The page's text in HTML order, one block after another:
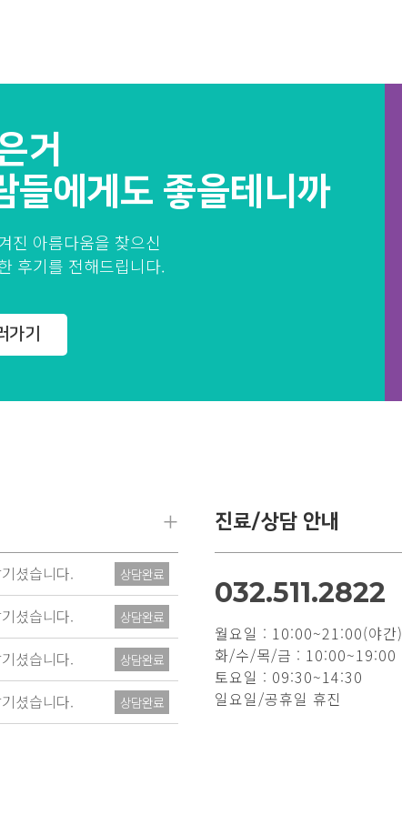
거
들에게도 좋을테니까
진 아름다움을 찾으신
후기를 전해드립니다.
가기
+
셨습니다. 상담완료
셨습니다. 상담완료
셨습니다. 상담완료
셨습니다. 상담완료
진료/상담 안내
032.511.2822
월요일 : 10:00~21:00(야간)
화/수/목/금 : 10:00~19:00
토요일 : 09:30~14:30
일요일/공휴일 휴진